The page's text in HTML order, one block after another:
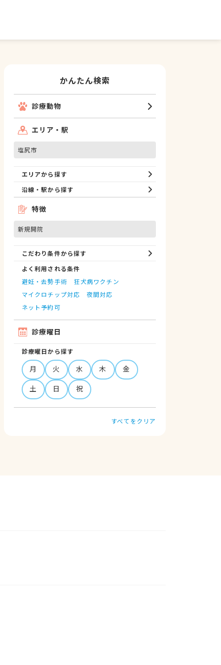
かんたん検索
診療動物
エリア・駅
塩尻市
エリアから探す
沿線・駅から探す
特徴
新規開院
こだわり条件から探す
よく利用される条件
避妊・去勢手術
狂犬病ワクチン
マイクロチップ対応
夜間対応
ネット予約可
診療曜日
診療曜日から探す
月 火 水 木
金
土
日 祝
すべてをクリア